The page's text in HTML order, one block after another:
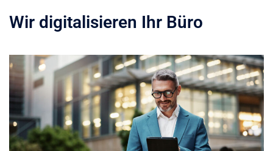
Wir digitalisieren Ihr Büro